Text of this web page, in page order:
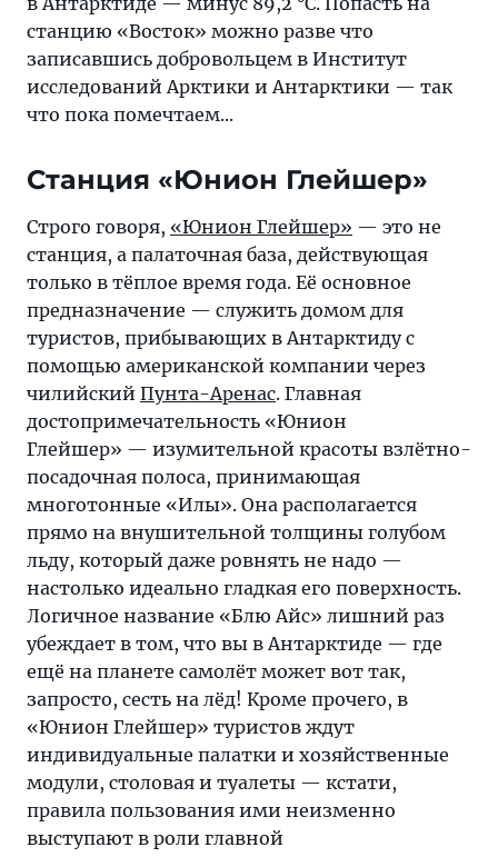
станцию «Восток» можно разве что
записавшись добровольцем в Институт
исследований Арктики и Антарктики — так
что пока помечтаем...
Станция «Юнион Глейшер»
Строго говоря, «Юнион Глейшер» — это не
станция, а палаточная база, действующая
только в тёплое время года. Её основное
предназначение — служить домом для
туристов, прибывающих в Антарктиду с
помощью американской компании через
чилийский Пунта-Аренас. Главная
достопримечательность «Юнион
Глейшер» — изумительной красоты взлётно-
посадочная полоса, принимающая
многотонные «Илы». Она располагается
прямо на внушительной толщины голубом
льду, который даже ровнять не надо —
настолько идеально гладкая его поверхность.
Логичное название «Блю Айс» лишний раз
убеждает в том, что вы в Антарктиде — где
ещё на планете самолёт может вот так,
запросто, сесть на лёд! Кроме прочего, в
«Юнион Глейшер» туристов ждут
индивидуальные палатки и хозяйственные
модули, столовая и туалеты — кстати,
правила пользования ими неизменно
выступают в роли главной